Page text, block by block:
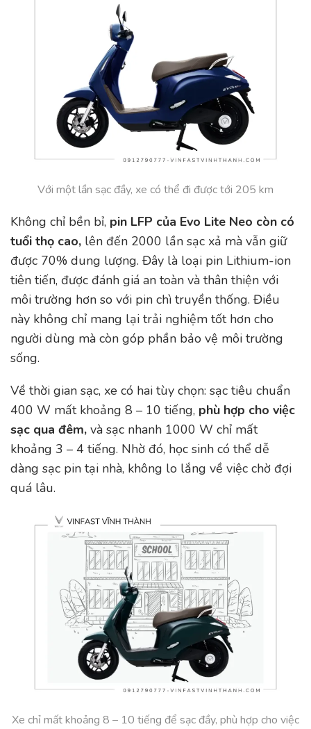
Với một lần sạc đầy, xe có thể đi được tới 205 km
Không chỉ bền bỉ, pin LFP của Evo Lite Neo còn có
tuổi thọ cao, lên đến 2000 lần sạc xả mà vẫn giữ
được 70% dung lượng. Đây là loại pin Lithium-ion
tiên tiến, được đánh giá an toàn và thân thiện với
môi trường hơn so với pin chì truyền thống. Điều
này không chỉ mang lại trải nghiệm tốt hơn cho
người dùng mà còn góp phần bảo vệ môi trường
sống.
Về thời gian sạc, xe có hai tùy chọn: sạc tiêu chuẩn
400 W mất khoảng 8 – 10 tiếng, phù hợp cho việc
sạc qua đêm, và sạc nhanh 1000 W chỉ mất
khoảng 3 – 4 tiếng. Nhờ đó, học sinh có thể dễ
dàng sạc pin tại nhà, không lo lắng về việc chờ đợi
quá lâu.
Xe chỉ mất khoảng 8 – 10 tiếng để sạc đầy, phù hợp cho việc